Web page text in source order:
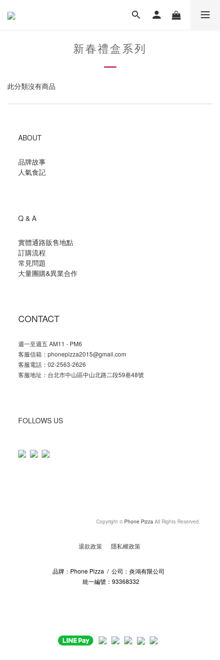
新春禮盒系列
此分類沒有商品
ABOUT
品牌故事
人氣食記
Q & A
實體通路販售地點
訂購流程
常見問題
大量團購&異業合作
CONTACT
週一至週五 AM11 - PM6
客服信箱：phonepizza2015@gmail.com
客服電話：02-2563-2626
客服地址：台北市中山區中山北路二段59巷48號
FOLLOWS US
Copyright © Phone Pizza All Rights Reserved.
退款政策 隱私權政策
品牌：Phone Pizza / 公司：炎鴻有限公司
統一編號：93368332